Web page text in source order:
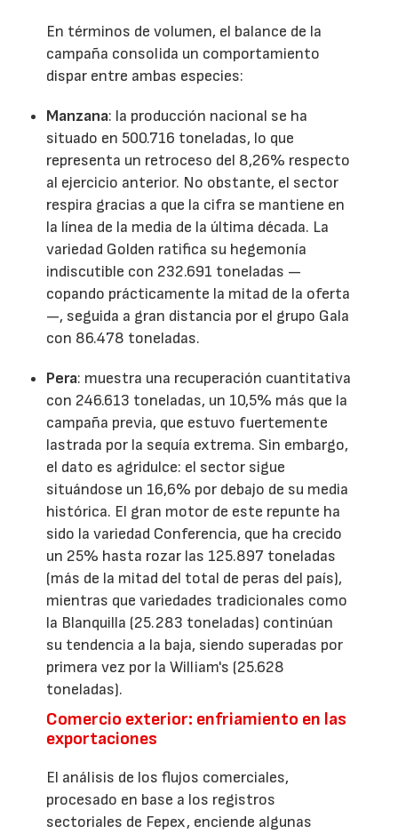
En términos de volumen, el balance de la
campaña consolida un comportamiento
dispar entre ambas especies:
Manzana: la producción nacional se ha
situado en 500.716 toneladas, lo que
representa un retroceso del 8,26% respecto
al ejercicio anterior. No obstante, el sector
respira gracias a que la cifra se mantiene en
la línea de la media de la última década. La
variedad Golden ratifica su hegemonía
indiscutible con 232.691 toneladas —
copando prácticamente la mitad de la oferta
—, seguida a gran distancia por el grupo Gala
con 86.478 toneladas.
Pera: muestra una recuperación cuantitativa
con 246.613 toneladas, un 10,5% más que la
campaña previa, que estuvo fuertemente
lastrada por la sequía extrema. Sin embargo,
el dato es agridulce: el sector sigue
situándose un 16,6% por debajo de su media
histórica. El gran motor de este repunte ha
sido la variedad Conferencia, que ha crecido
un 25% hasta rozar las 125.897 toneladas
(más de la mitad del total de peras del país),
mientras que variedades tradicionales como
la Blanquilla (25.283 toneladas) continúan
su tendencia a la baja, siendo superadas por
primera vez por la William's (25.628
toneladas).
Comercio exterior: enfriamiento en las
exportaciones
El análisis de los flujos comerciales,
procesado en base a los registros
sectoriales de Fepex, enciende algunas